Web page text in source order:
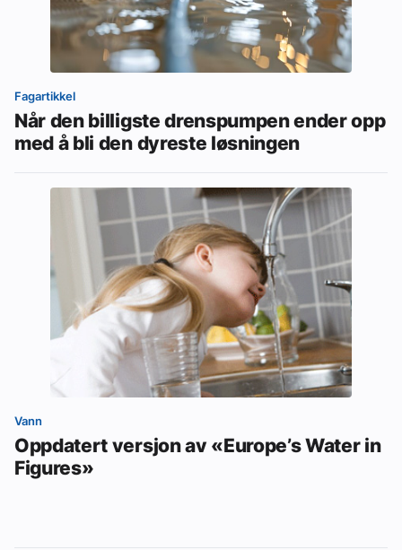
Fagartikkel
Når den billigste drenspumpen ender opp
med å bli den dyreste løsningen
Vann
Oppdatert versjon av «Europe’s Water in
Figures»